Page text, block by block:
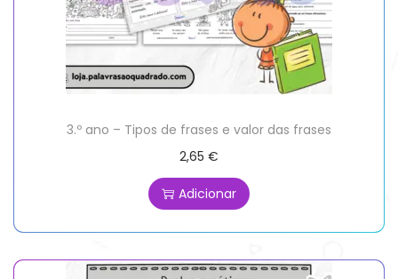
3.º ano – Tipos de frases e valor das frases
2,65 €
Adicionar